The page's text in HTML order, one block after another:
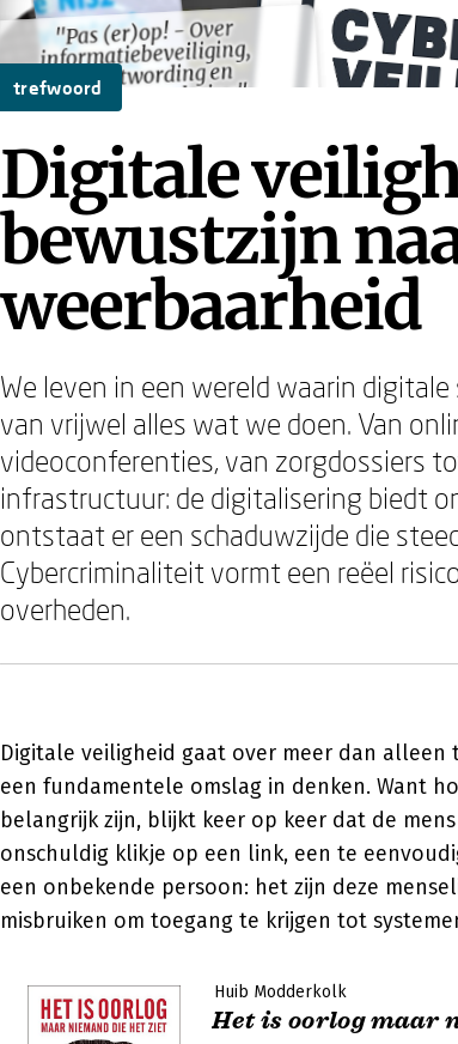
"Pas (er)op! - Over
informatiebeveiliging,
bewustwording en
gedragsverandering"
"Pas (er)op! - Over
informatiebeveiliging,
bewustwording en
gedragsverandering"
trefwoord
Digitale
bewustzijn
weerbaarheid
We leven in een wereld waarin
van vrijwel alles wat we doen. Van
videoconferenties, van zorgdossiers
infrastructuur: de digitalisering biedt
ontstaat er een schaduwzijde die
Cybercriminaliteit vormt een reëel
overheden.
Digitale veiligheid gaat over meer dan alleen
een fundamentele omslag in denken. Want
belangrijk zijn, blijkt keer op keer dat de
onschuldig klikje op een link, een te
een onbekende persoon: het zijn deze
misbruiken om toegang te krijgen tot
Huib Modderkolk
Het is oorlog maar